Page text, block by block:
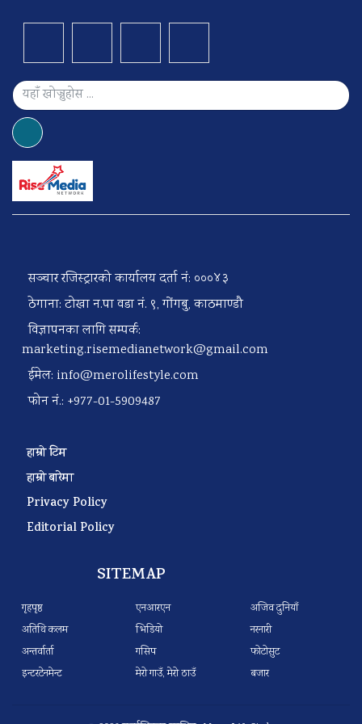
सञ्चार रजिस्ट्रारको कार्यालय दर्ता नं: ०००४३
ठेगाना: टोखा न.पा वडा नं. ९, गोंगबु, काठमाण्डौ
विज्ञापनका लागि सम्पर्क:
marketing.risemedianetwork@gmail.com
ईमेल: info@merolifestyle.com
फोन नं.: +977-01-5909487
हाम्रो टिम
हाम्रो बारेमा
Privacy Policy
Editorial Policy
SITEMAP
गृहपृष्ठ
अतिथि कलम
अन्तर्वार्ता
इन्टरटेनमेन्ट
एनआरएन
भिडियो
गसिप
मेरो गाउँ, मेरो ठाउँ
अजिव दुनियाँ
नरनारी
फोटोसुट
बजार